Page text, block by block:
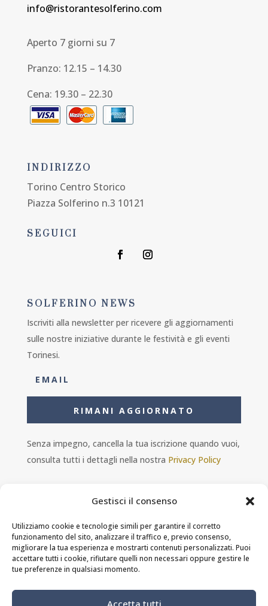
Gestisci il consenso
Utilizziamo cookie e tecnologie simili per garantire il corretto
funzionamento del sito, analizzare il traffico e, previo consenso,
migliorare la tua esperienza e mostrarti contenuti personalizzati. Puoi
accettare tutti i cookie, rifiutare quelli non necessari oppure gestire le
tue preferenze in qualsiasi momento.
Accetta tutti
info@ristorantesolferino.com
Aperto 7 giorni su 7
Pranzo: 12.15 – 14.30
Cena: 19.30 – 22.30
INDIRIZZO
Torino Centro Storico
Piazza Solferino n.3 10121
SEGUICI
SOLFERINO NEWS
Iscriviti alla newsletter per ricevere gli aggiornamenti
sulle nostre iniziative durante le festività e gli eventi
Torinesi.
RIMANI AGGIORNATO
Senza impegno, cancella la tua iscrizione quando vuoi,
consulta tutti i dettagli nella nostra Privacy Policy
Ambra s.r.l. - P.IVA 11601460014 - PEC
ristorantesolferino@legalmail.it
Privacy Policy-Cookie Policy-Termini e